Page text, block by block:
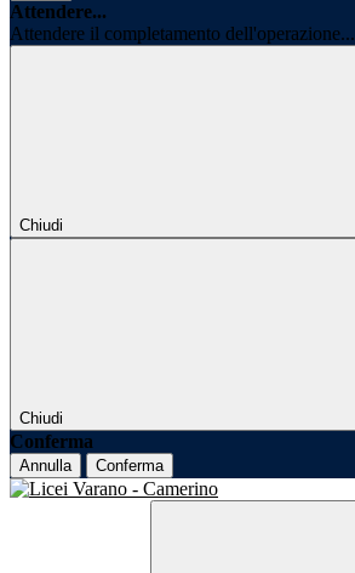
Attendere...
Attendere il completamento dell'operazione...
Chiudi
Chiudi
Conferma
Annulla Conferma